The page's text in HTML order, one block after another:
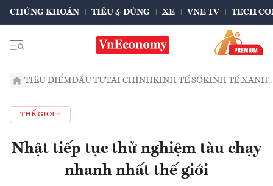
CHỨNG KHOÁN TIÊU & DÙNG XE VNE TV TECH
TIÊU ĐIỂMĐẦU TƯTÀI CHÍNHKINH TẾ SỐKINH TẾ XANH
THẾ GIỚI
Nhật tiếp tục thử nghiệm tàu chạy
nhanh nhất thế giới